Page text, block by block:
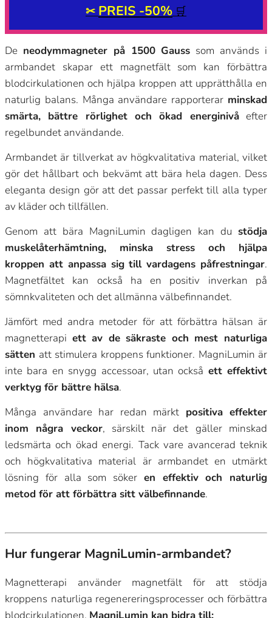
✂ PREIS -50% 🛒
De neodymmagneter på 1500 Gauss som används i
armbandet skapar ett magnetfält som kan förbättra
blodcirkulationen och hjälpa kroppen att upprätthålla en
naturlig balans. Många användare rapporterar minskad
smärta, bättre rörlighet och ökad energinivåefter
regelbundet användande.
Armbandet är tillverkat av högkvalitativa material, vilket
gör det hållbart och bekvämt att bära hela dagen. Dess
eleganta design gör att det passar perfekt till alla typer
av kläder och tillfällen.
Genom att bära MagniLumin dagligen kan du stödja
muskelåterhämtning, minska stress och hjälpa
kroppen att anpassa sig till vardagens påfrestningar.
Magnetfältet kan också ha en positiv inverkan på
sömnkvaliteten och det allmänna välbefinnandet.
Jämfört med andra metoder för att förbättra hälsan är
magnetterapi ett av de säkraste och mest naturliga
sätten att stimulera kroppens funktioner. MagniLumin är
inte bara en snygg accessoar, utan också ett effektivt
verktyg för bättre hälsa.
Många användare har redan märkt positiva effekter
inom några veckor, särskilt när det gäller minskad
ledsmärta och ökad energi. Tack vare avancerad teknik
och högkvalitativa material är armbandet en utmärkt
lösning för alla som söker en effektiv och naturlig
metod för att förbättra sitt välbefinnande.
Hur fungerar MagniLumin-armbandet?
Magnetterapi använder magnetfält för att stödja
kroppens naturliga regenereringsprocesser och förbättra